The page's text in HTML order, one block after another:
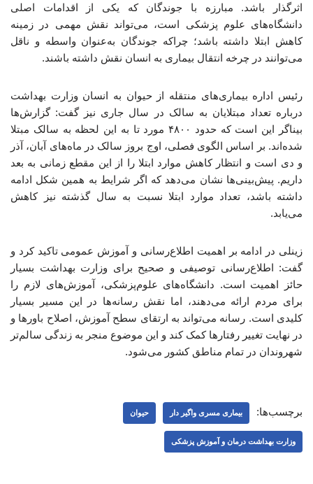
اثرگذار باشد. مبارزه با جوندگان که یکی از اقدامات اصلی
دانشگاه‌های علوم پزشکی است، می‌تواند نقش مهمی در زمینه
کاهش ابتلا داشته باشد؛ چراکه جوندگان به‌عنوان واسطه و ناقل
می‌توانند در چرخه انتقال بیماری به انسان نقش داشته باشند.
رئیس اداره بیماری‌های منتقله از حیوان به انسان وزارت بهداشت
درباره تعداد مبتلایان به سالک در سال جاری نیز گفت: گزارش‌ها
بیناگر این است که حدود ۴۸۰۰ مورد تا به این لحظه به سالک مبتلا
شده‌اند. بر اساس الگوی فصلی، اوج بروز سالک در ماه‌های آبان، آذر
و دی است و انتظار کاهش موارد ابتلا را از این مقطع زمانی به بعد
داریم. پیش‌بینی‌ها نشان می‌دهد که اگر شرایط به همین شکل ادامه
داشته باشد، تعداد موارد ابتلا نسبت به سال گذشته نیز کاهش
می‌یابد.
زینلی در ادامه بر اهمیت اطلاع‌رسانی و آموزش عمومی تاکید کرد و
گفت: اطلاع‌رسانی توصیفی و صحیح برای وزارت بهداشت بسیار
حائز اهمیت است. دانشگاه‌های علوم‌پزشکی، آموزش‌های لازم را
برای مردم ارائه می‌دهند، اما نقش رسانه‌ها در این مسیر بسیار
کلیدی است. رسانه می‌تواند به ارتقای سطح آموزش، اصلاح باورها و
در نهایت تغییر رفتارها کمک کند و این موضوع منجر به زندگی سالم‌تر
شهروندان در تمام مناطق کشور می‌شود.
برچسب‌ها: بیماری مسری واگیر دار حیوان
وزارت بهداشت درمان و آموزش پزشکی